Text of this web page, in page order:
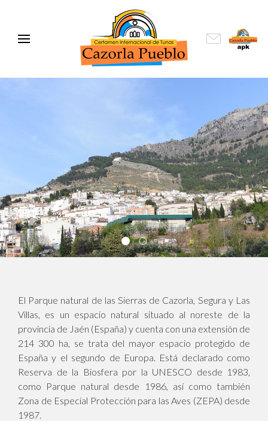
001006
El Parque natural de las Sierras de Cazorla, Segura y Las
Villas, es un espacio natural situado al noreste de la
provincia de Jaén (España) y cuenta con una extensión de
214 300 ha, se trata del mayor espacio protegido de
España y el segundo de Europa. Está declarado como
Reserva de la Biosfera por la UNESCO desde 1983,
como Parque natural desde 1986, así como también
Zona de Especial Protección para las Aves (ZEPA) desde
1987.